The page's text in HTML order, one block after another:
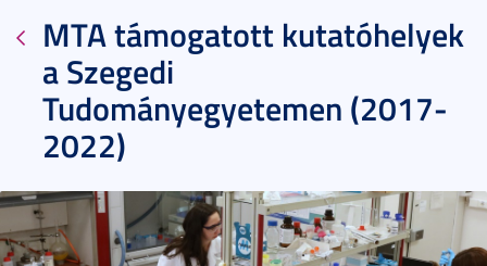
MTA támogatott kutatóhelyek
a Szegedi
Tudományegyetemen (2017-
2022)